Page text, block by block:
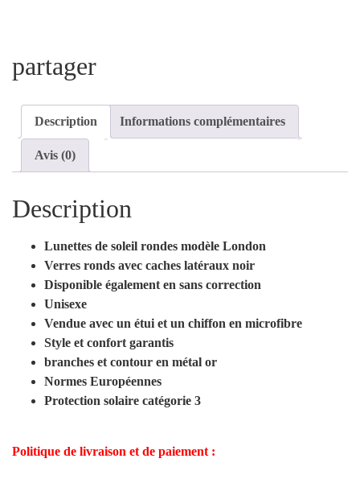
partager
Description Informations complémentaires
Avis (0)
Description
Lunettes de soleil rondes modèle London
Verres ronds avec caches latéraux noir
Disponible également en sans correction
Unisexe
Vendue avec un étui et un chiffon en microfibre
Style et confort garantis
branches et contour en métal or
Normes Européennes
Protection solaire catégorie 3
Politique de livraison et de paiement :